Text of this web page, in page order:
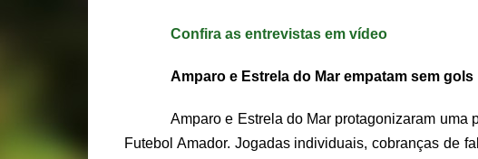
Confira as entrevistas em vídeo
Amparo e Estrela do Mar empatam sem gols
Amparo e Estrela do Mar protagonizaram
Futebol Amador. Jogadas individuais, cobranças de